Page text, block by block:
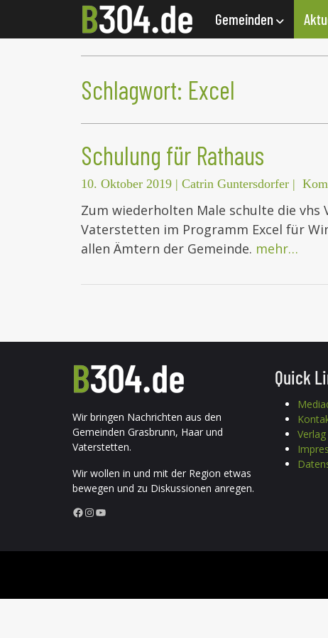
Gemeinden
Schlagwort: Excel
Schulung für Rathaus
10. Oktober 2019 | Catrin Guntersdorfer |
Zum wiederholten Male schulte die
Vaterstetten im Programm Excel für
allen Ämtern der Gemeinde. mehr…
Wir bringen Nachrichten aus den
Gemeinden Grasbrunn, Haar und
Vaterstetten.
Wir wollen in und mit der Region etwas
bewegen und zu Diskussionen anregen.
Facebook InstagramYouTube
Quick
Verlag